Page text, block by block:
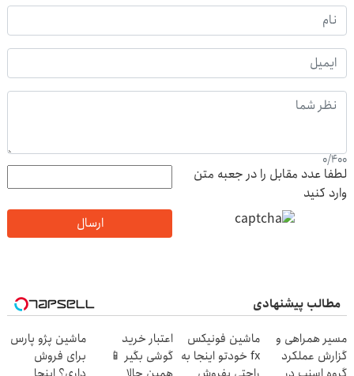
0/400
لطفا عدد مقابل را در جعبه متن
وارد کنید
ارسال
مطالب پیشنهادی
مسیر همراهی و
گزارش عملکرد
ماشین فونیکس
fx خودتو اینجا به
اعتبار خرید
گوشی بگیر 📱
ماشین پژو پارس
برای فروش